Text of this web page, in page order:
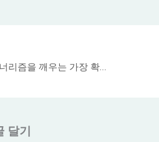
일상의 매너리즘을 깨우는 가장 확실한 방법, 강남의 밤문화 탐구
달기